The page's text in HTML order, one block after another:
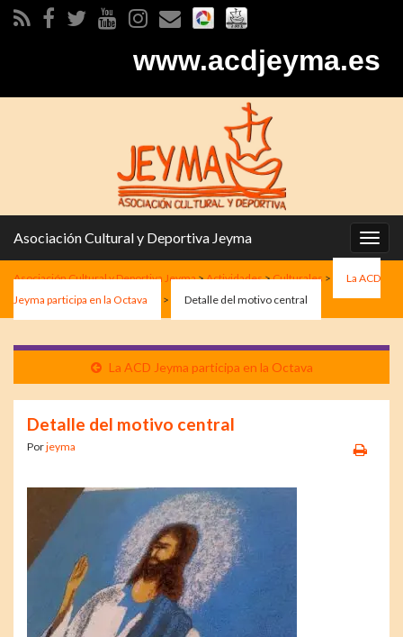
www.acdjeyma.es
la
Asociación Cultural y Deportiva Jeyma
Asociación Cultural y Deportiva Jeyma>Actividades>Culturales >
La ACD
Jeyma participa en la Octava
> Detalle del motivo central
La ACD Jeyma participa en la Octava
Detalle del motivo central
Porjeyma